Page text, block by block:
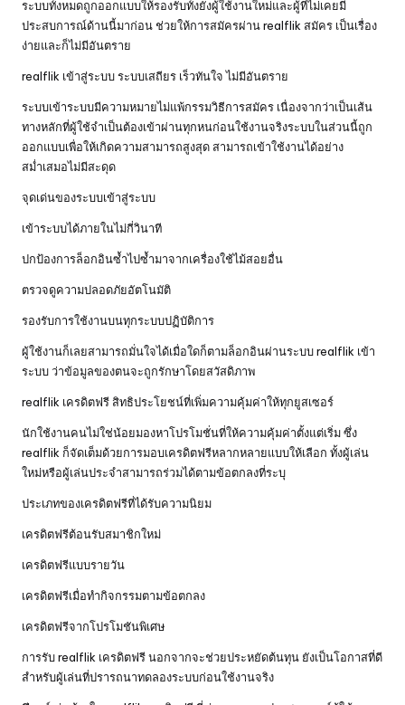
ระบบทั้งหมดถูกออกแบบให้รองรับทั้งยังผู้ใช้งานใหม่และผู้ที่ไม่เคยมี
ประสบการณ์ด้านนี้มาก่อน ช่วยให้การสมัครผ่าน realflik สมัคร เป็นเรื่อง
ง่ายและก็ไม่มีอันตราย
realflik เข้าสู่ระบบ ระบบเสถียร เร็วทันใจ ไม่มีอันตราย
ระบบเข้าระบบมีความหมายไม่แพ้กรรมวิธีการสมัคร เนื่องจากว่าเป็นเส้น
ทางหลักที่ผู้ใช้จำเป็นต้องเข้าผ่านทุกหนก่อนใช้งานจริงระบบในส่วนนี้ถูก
ออกแบบเพื่อให้เกิดความสามารถสูงสุด สามารถเข้าใช้งานได้อย่าง
สม่ำเสมอไม่มีสะดุด
จุดเด่นของระบบเข้าสู่ระบบ
เข้าระบบได้ภายในไม่กี่วินาที
ปกป้องการล็อกอินซ้ำไปซ้ำมาจากเครื่องใช้ไม้สอยอื่น
ตรวจดูความปลอดภัยอัตโนมัติ
รองรับการใช้งานบนทุกระบบปฏิบัติการ
ผู้ใช้งานก็เลยสามารถมั่นใจได้เมื่อใดก็ตามล็อกอินผ่านระบบ realflik เข้า
ระบบ ว่าข้อมูลของตนจะถูกรักษาโดยสวัสดิภาพ
realflik เครดิตฟรี สิทธิประโยชน์ที่เพิ่มความคุ้มค่าให้ทุกยูสเซอร์
นักใช้งานคนไม่ใช่น้อยมองหาโปรโมชั่นที่ให้ความคุ้มค่าตั้งแต่เริ่ม ซึ่ง
realflik ก็จัดเต็มด้วยการมอบเครดิตฟรีหลากหลายแบบให้เลือก ทั้งผู้เล่น
ใหม่หรือผู้เล่นประจำสามารถร่วมได้ตามข้อตกลงที่ระบุ
ประเภทของเครดิตฟรีที่ได้รับความนิยม
เครดิตฟรีต้อนรับสมาชิกใหม่
เครดิตฟรีแบบรายวัน
เครดิตฟรีเมื่อทำกิจกรรมตามข้อตกลง
เครดิตฟรีจากโปรโมชันพิเศษ
การรับ realflik เครดิตฟรี นอกจากจะช่วยประหยัดต้นทุน ยังเป็นโอกาสที่ดี
สำหรับผู้เล่นที่ปรารถนาทดลองระบบก่อนใช้งานจริง